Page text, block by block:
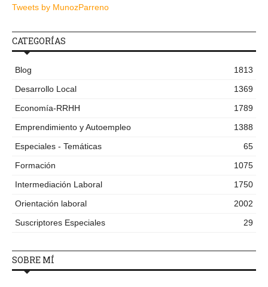
Tweets by MunozParreno
CATEGORÍAS
Blog
1813
Desarrollo Local
1369
Economía-RRHH
1789
Emprendimiento y Autoempleo
1388
Especiales - Temáticas
65
Formación
1075
Intermediación Laboral
1750
Orientación laboral
2002
Suscriptores Especiales
29
SOBRE MÍ